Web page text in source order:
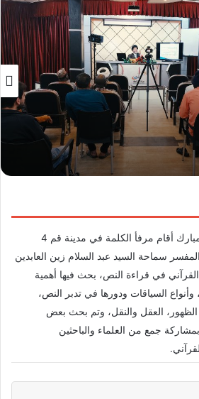
على أبواب شهر رمضان المبارك أقام مرفأ الكلمة في مدينة قم 4
سماحة السيد عبد السلام زين العابدين
في قراءة النص، بحث فيها أهمية
وأنواع السياقات ودورها في تدبر النص،
الظهور، العقل والنقل، وتم بحث بعض
جمع من العلماء والباحثين